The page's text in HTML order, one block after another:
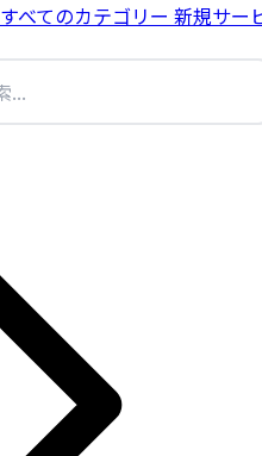
すべてのカテゴリー 新規サー